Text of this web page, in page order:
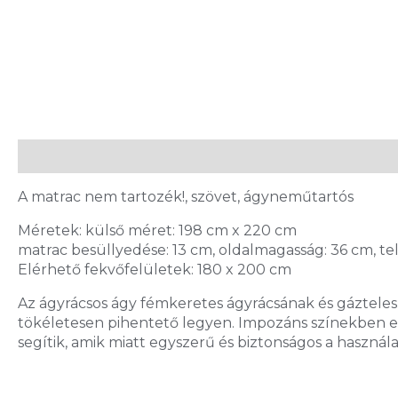
A matrac nem tartozék!, szövet, ágyneműtartós
Méretek: külső méret: 198 cm x 220 cm
matrac besüllyedése: 13 cm, oldalmagasság: 36 cm,
Elérhető fekvőfelületek: 180 x 200 cm
Az ágyrácsos ágy fémkeretes ágyrácsának és
tökéletesen pihentető legyen. Impozáns színekben
segítik, amik miatt egyszerű és biztonságos a